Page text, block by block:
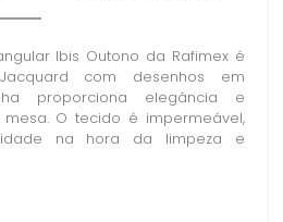
Ibis Outono da Rafimex é
com desenhos em
proporciona elegância e
O tecido é impermeável,
na hora da limpeza e